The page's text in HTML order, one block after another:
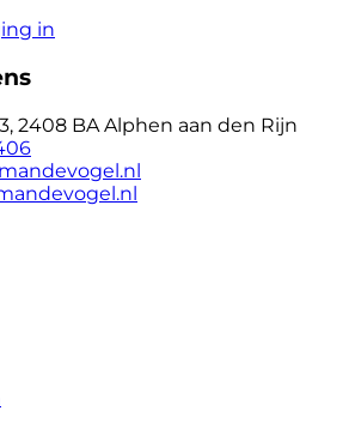
in
2408 BA Alphen aan den Rijn